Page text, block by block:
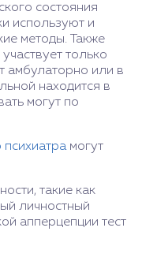
состояния
используют и
методы. Также
только
амбулаторно или в
находится в
могут по
психиатрамогут
такие как
личностный
апперцепции тест